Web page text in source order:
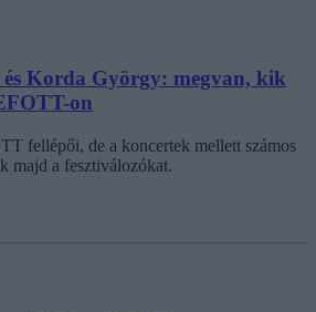
Korda György: megvan, kik
on
fellépői, de a koncertek mellett számos
majd a fesztiválozókat.